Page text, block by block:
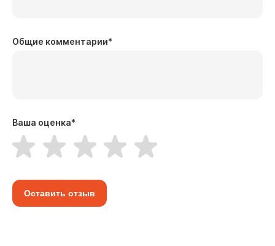
Общие комментарии*
Ваша оценка*
Оставить отзыв